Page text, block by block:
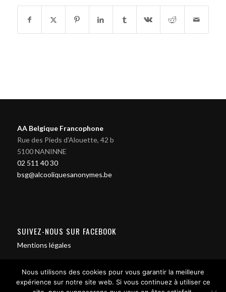
AA Belgique Francophone
Rue des Pieds d'Alouette, 42 b
5100 NANINNE
02 511 40 30
bsg@alcooliquesanonymes.be
SUIVEZ-NOUS SUR FACEBOOK
Mentions légales
Nous utilisons des cookies pour vous garantir la meilleure
expérience sur notre site web. Si vous continuez à utiliser ce